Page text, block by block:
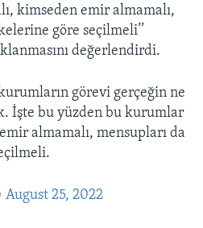
kimseden emir almamalı,
göre seçilmeli’’
değerlendirdi.
görevi gerçeğin ne
İşte bu yüzden bu kurumlar
almamalı, mensupları da
August 25, 2022